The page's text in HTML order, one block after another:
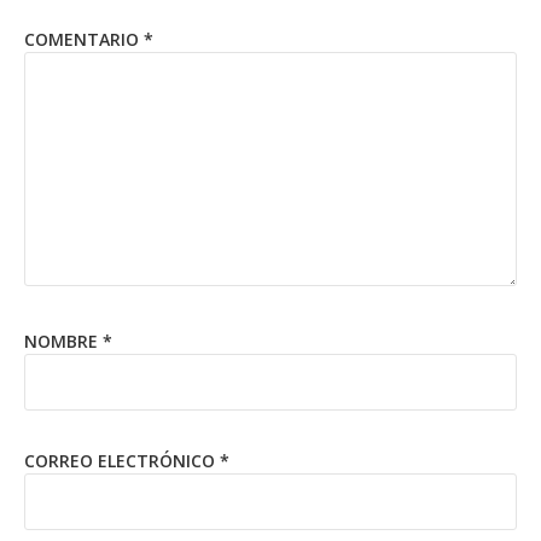
COMENTARIO *
NOMBRE *
CORREO ELECTRÓNICO *